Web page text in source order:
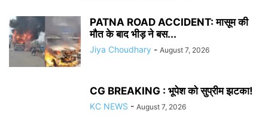
PATNA ROAD ACCIDENT: मासूम की
मौत के बाद भीड़ ने बस...
Jiya Choudhary - August 7, 2026
CG BREAKING : भूपेश को सुप्रीम झटका!
KC NEWS - August 7, 2026